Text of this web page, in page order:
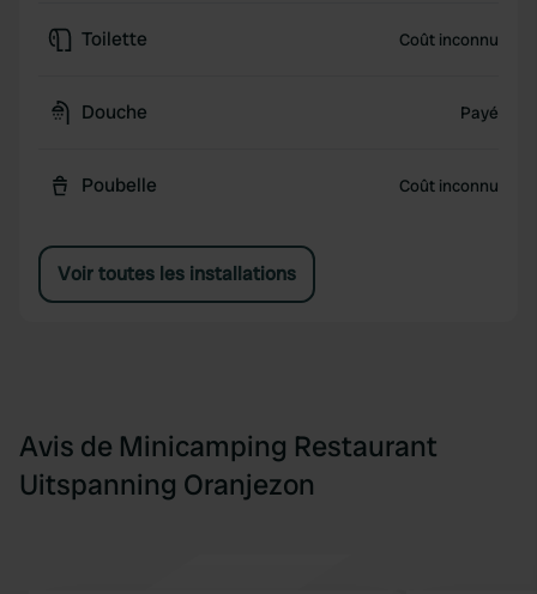
Toilette Coût inconnu
Douche Payé
Poubelle Coût inconnu
Voir toutes les installations
Avis de Minicamping Restaurant
Uitspanning Oranjezon